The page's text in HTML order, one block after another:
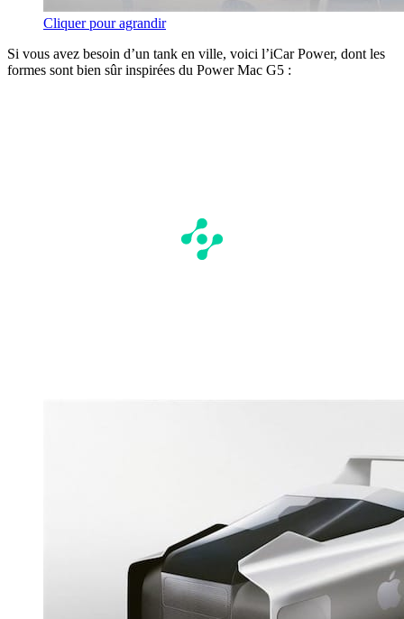
Cliquer pour agrandir
Si vous avez besoin d’un tank en ville, voici l’iCar Power, dont les
formes sont bien sûr inspirées du Power Mac G5 :